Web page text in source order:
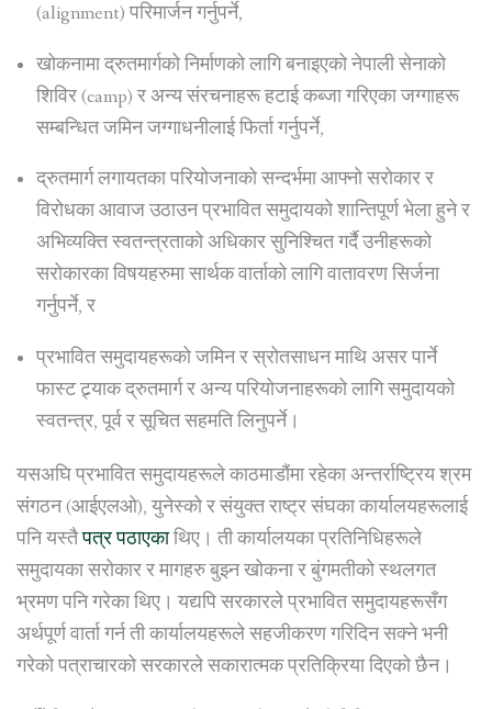
(alignment) परिमार्जन गर्नुपर्ने,
खोकनामा द्रुतमार्गको निर्माणको लागि बनाइएको नेपाली सेनाको
शिविर (camp) र अन्य संरचनाहरू हटाई कब्जा गरिएका जग्गाहरू
सम्बन्धित जमिन जग्गाधनीलाई फिर्ता गर्नुपर्ने,
द्रुतमार्ग लगायतका परियोजनाको सन्दर्भमा आफ्नो सरोकार र
विरोधका आवाज उठाउन प्रभावित समुदायको शान्तिपूर्ण भेला हुने र
अभिव्यक्ति स्वतन्त्रताको अधिकार सुनिश्चित गर्दै उनीहरूको
सरोकारका विषयहरुमा सार्थक वार्ताको लागि वातावरण सिर्जना
गर्नुपर्ने, र
प्रभावित समुदायहरूको जमिन र स्रोतसाधन माथि असर पार्ने
फास्ट ट्र्याक द्रुतमार्ग र अन्य परियोजनाहरूको लागि समुदायको
स्वतन्त्र, पूर्व र सूचित सहमति लिनुपर्ने।
यसअघि प्रभावित समुदायहरूले काठमाडौंमा रहेका अन्तर्राष्ट्रिय श्रम
संगठन (आईएलओ), युनेस्को र संयुक्त राष्ट्र संघका कार्यालयहरूलाई
पनि यस्तैपत्र पठाएकाथिए। ती कार्यालयका प्रतिनिधिहरूले
समुदायका सरोकार र मागहरु बुझ्न खोकना र बुंगमतीको स्थलगत
भ्रमण पनि गरेका थिए। यद्यपि सरकारले प्रभावित समुदायहरूसँग
अर्थपूर्ण वार्ता गर्न ती कार्यालयहरूले सहजीकरण गरिदिन सक्ने भनी
गरेको पत्राचारको सरकारले सकारात्मक प्रतिक्रिया दिएको छैन।